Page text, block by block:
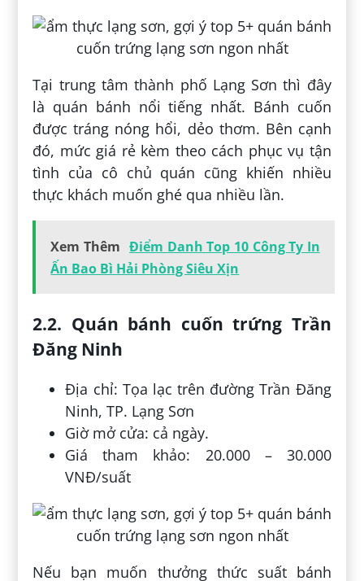
Tại trung tâm thành phố Lạng Sơn thì đây
là quán bánh nổi tiếng nhất. Bánh cuốn
được tráng nóng hổi, dẻo thơm. Bên cạnh
đó, mức giá rẻ kèm theo cách phục vụ tận
tình của cô chủ quán cũng khiến nhiều
thực khách muốn ghé qua nhiều lần.
Xem Thêm Điểm Danh Top 10 Công Ty In
Ấn Bao Bì Hải Phòng Siêu Xịn
2.2. Quán bánh cuốn trứng Trần
Đăng Ninh
Địa chỉ: Tọa lạc trên đường Trần Đăng
Ninh, TP. Lạng Sơn
Giờ mở cửa: cả ngày.
Giá tham khảo: 20.000 – 30.000
VNĐ/suất
Nếu bạn muốn thưởng thức suất bánh